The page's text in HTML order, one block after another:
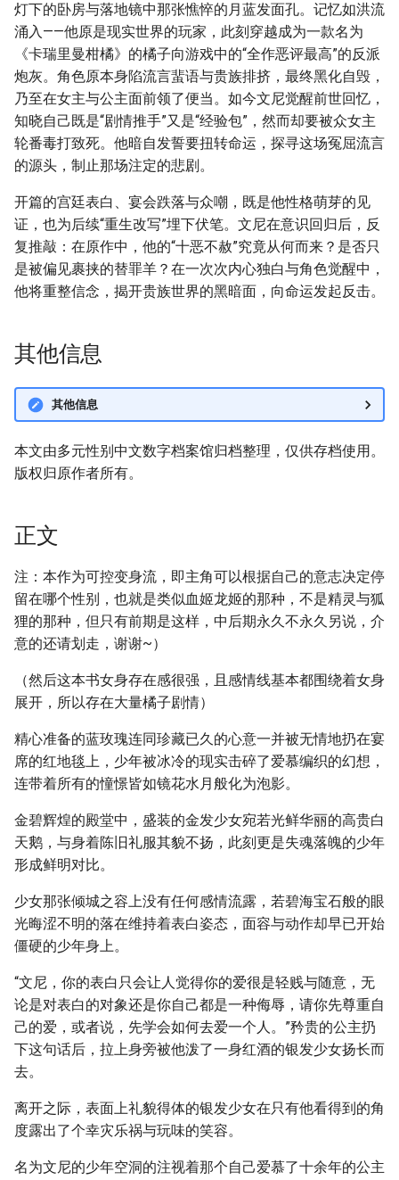
灯下的卧房与落地镜中那张憔悴的月蓝发面孔。记忆如洪流
涌入——他原是现实世界的玩家，此刻穿越成为一款名为
《卡瑞里曼柑橘》的橘子向游戏中的“全作恶评最高”的反派
炮灰。角色原本身陷流言蜚语与贵族排挤，最终黑化自毁，
乃至在女主与公主面前领了便当。如今文尼觉醒前世回忆，
知晓自己既是“剧情推手”又是“经验包”，然而却要被众女主
轮番毒打致死。他暗自发誓要扭转命运，探寻这场冤屈流言
的源头，制止那场注定的悲剧。
开篇的宫廷表白、宴会跌落与众嘲，既是他性格萌芽的见
证，也为后续“重生改写”埋下伏笔。文尼在意识回归后，反
复推敲：在原作中，他的“十恶不赦”究竟从何而来？是否只
是被偏见裹挟的替罪羊？在一次次内心独白与角色觉醒中，
他将重整信念，揭开贵族世界的黑暗面，向命运发起反击。
其他信息
其他信息
本文由多元性别中文数字档案馆归档整理，仅供存档使用。
版权归原作者所有。
正文
注：本作为可控变身流，即主角可以根据自己的意志决定停
留在哪个性别，也就是类似血姬龙姬的那种，不是精灵与狐
狸的那种，但只有前期是这样，中后期永久不永久另说，介
意的还请划走，谢谢~）
（然后这本书女身存在感很强，且感情线基本都围绕着女身
展开，所以存在大量橘子剧情）
精心准备的蓝玫瑰连同珍藏已久的心意一并被无情地扔在宴
席的红地毯上，少年被冰冷的现实击碎了爱慕编织的幻想，
连带着所有的憧憬皆如镜花水月般化为泡影。
金碧辉煌的殿堂中，盛装的金发少女宛若光鲜华丽的高贵白
天鹅，与身着陈旧礼服其貌不扬，此刻更是失魂落魄的少年
形成鲜明对比。
少女那张倾城之容上没有任何感情流露，若碧海宝石般的眼
光晦涩不明的落在维持着表白姿态，面容与动作却早已开始
僵硬的少年身上。
“文尼，你的表白只会让人觉得你的爱很是轻贱与随意，无
论是对表白的对象还是你自己都是一种侮辱，请你先尊重自
己的爱，或者说，先学会如何去爱一个人。”矜贵的公主扔
下这句话后，拉上身旁被他泼了一身红酒的银发少女扬长而
去。
离开之际，表面上礼貌得体的银发少女在只有他看得到的角
度露出了个幸灾乐祸与玩味的笑容。
名为文尼的少年空洞的注视着那个自己爱慕了十余年的公主